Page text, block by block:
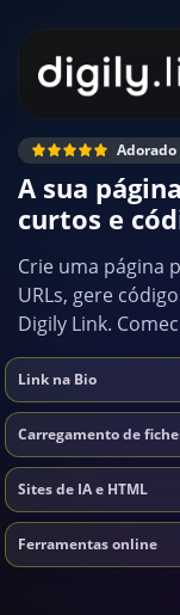
A sua
curtos e
Crie uma página
URLs, gere
Digily Link.
Link na Bio
Carregamento de
Sites de IA e HTML
Ferramentas online